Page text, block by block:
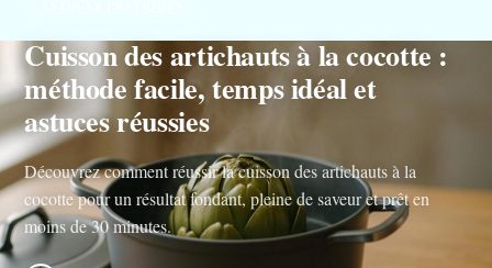
Cuisson des artichauts à la cocotte :
méthode facile, temps idéal et
astuces réussies
Découvrez comment réussir la cuisson des artichauts à la
cocotte pour un résultat fondant, pleine de saveur et prêt en
moins de 30 minutes.